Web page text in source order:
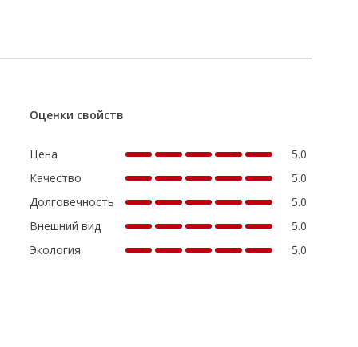
Оценки свойств
Цена
5.0
Качество
5.0
Долговечность
5.0
Внешний вид
5.0
Экология
5.0